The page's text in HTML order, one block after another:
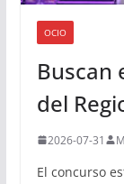
OCIO
Buscan
del
2026-07-31
El concurso